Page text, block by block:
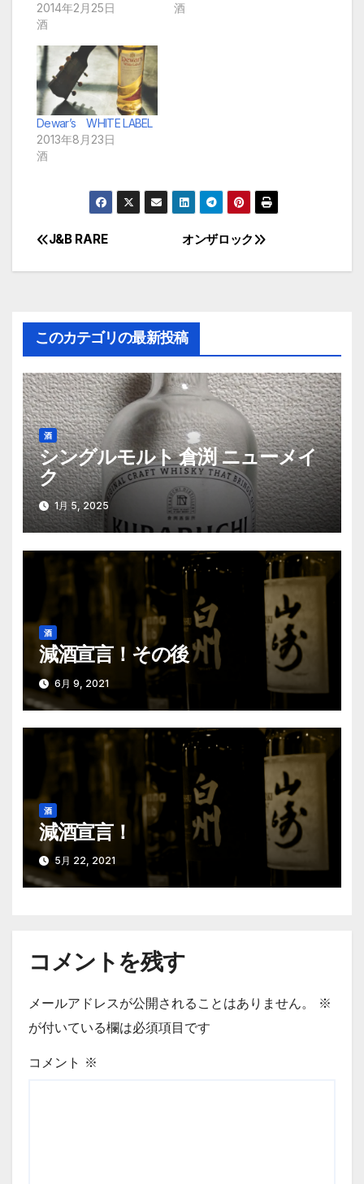
2014年2月25日
酒
酒
Dewar’s WHITE LABEL
2013年8月23日
酒
投
稿
ナ
ビ
ゲ
ー
シ
ョ
ン
オンザロック
J&B RARE
このカテゴリの最新投稿
酒
シングルモルト 倉渕 ニューメイ
ク
1月 5, 2025
酒
減酒宣言！その後
6月 9, 2021
酒
減酒宣言！
5月 22, 2021
コメントを残す
メールアドレスが公開されることはありません。
※
が付いている欄は必須項目です
コメント ※